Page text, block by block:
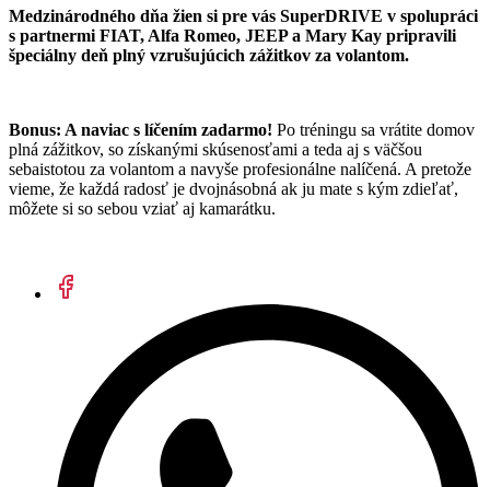
Medzinárodného dňa žien si pre vás SuperDRIVE v spolupráci
s partnermi FIAT, Alfa Romeo, JEEP a Mary Kay pripravili
špeciálny deň plný vzrušujúcich zážitkov za volantom.
Bonus: A naviac s líčením zadarmo! Po tréningu sa vrátite domov
plná zážitkov, so získanými skúsenosťami a teda aj s väčšou
sebaistotou za volantom a navyše profesionálne nalíčená. A pretože
vieme, že každá radosť je dvojnásobná ak ju mate s kým zdieľať,
môžete si so sebou vziať aj kamarátku.